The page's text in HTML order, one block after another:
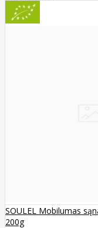
SOULEL Mobilumas
200g